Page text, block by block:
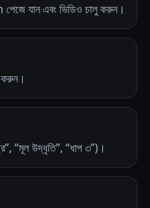
যান এবং ভিডিও চালু করুন।
করুন।
“মূল উদ্ধৃতি”, “ধাপ ৩”)।